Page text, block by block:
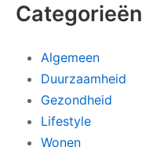
Categorieën
Algemeen
Duurzaamheid
Gezondheid
Lifestyle
Wonen